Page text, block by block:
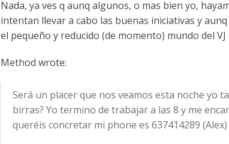
Nada, ya ves q aunq algunos, o mas bien yo,
intentan llevar a cabo las buenas iniciativas y
el pequeño y reducido (de momento) mundo del VJ
Method wrote:
Será un placer que nos veamos esta noche yo
birras? Yo termino de trabajar a las 8 y me
queréis concretar mi phone es 637414289 (Alex)